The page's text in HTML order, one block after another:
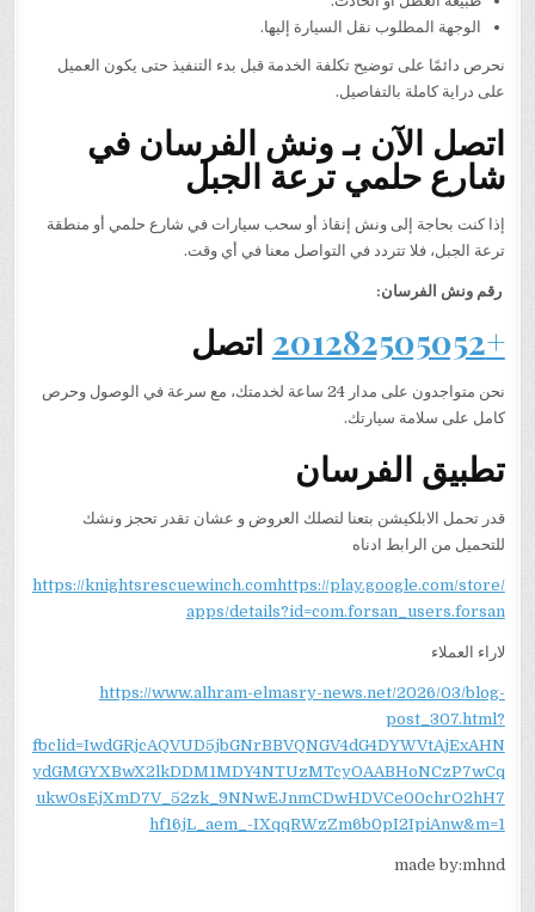
الوجهة المطلوب نقل السيارة إليها.
نحرص دائمًا على توضيح تكلفة الخدمة قبل بدء التنفيذ حتى يكون العميل
على دراية كاملة بالتفاصيل.
اتصل الآن بـ ونش الفرسان في
شارع حلمي ترعة الجبل
إذا كنت بحاجة إلى ونش إنقاذ أو سحب سيارات في شارع حلمي أو منطقة
ترعة الجبل، فلا تتردد في التواصل معنا في أي وقت.
رقم ونش الفرسان:
+201282505052 اتصل
نحن متواجدون على مدار 24 ساعة لخدمتك، مع سرعة في الوصول وحرص
كامل على سلامة سيارتك.
تطبيق الفرسان
قدر تحمل الابلكيشن بتعنا لتصلك العروض و عشان تقدر تحجز ونشك
للتحميل من الرابط ادناه
https://knightsrescuewinch.comhttps://play.google.com/store/
apps/details?id=com.forsan_users.forsan
لاراء العملاء
https://www.alhram-elmasry-news.net/2026/03/blog-
post_307.html?
fbclid=IwdGRjcAQVUD5jbGNrBBVQNGV4dG4DYWVtAjExAHN
ydGMGYXBwX2lkDDM1MDY4NTUzMTcyOAABHoNCzP7wCq
ukw0sEjXmD7V_52zk_9NNwEJnmCDwHDVCe00chrO2hH7
hf16jL_aem_-IXqqRWzZm6b0pI2IpiAnw&m=1
made by:mhnd